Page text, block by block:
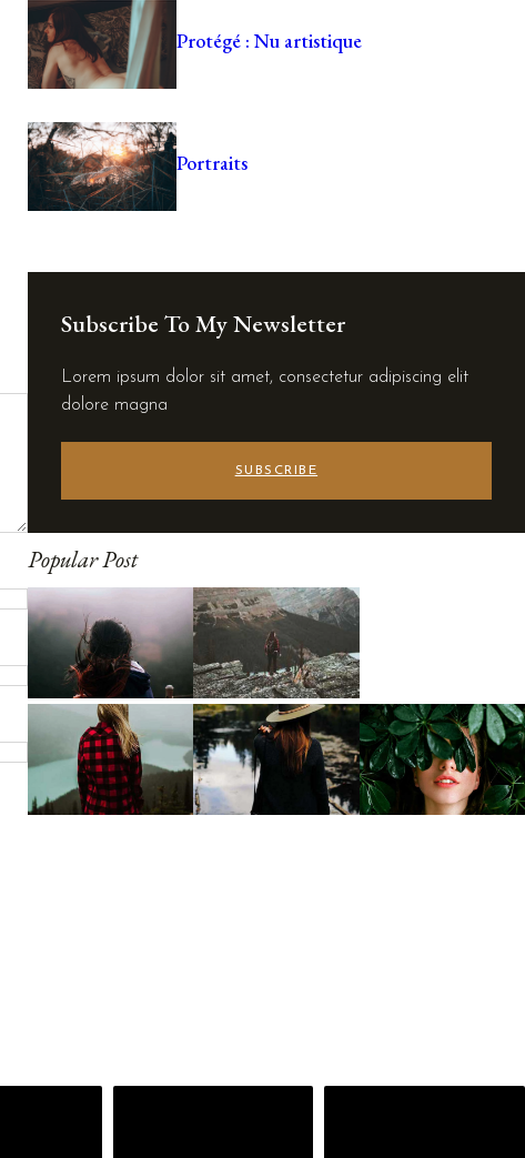
Protégé : Nu artistique
Portraits
Subscribe To My Newsletter
Lorem ipsum dolor sit amet, consectetur adipiscing elit
dolore magna
SUBSCRIBE
Popular Post